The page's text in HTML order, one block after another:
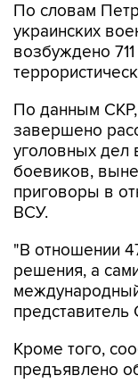
По словам
украинских
возбуждено
По данным
завершено
уголовных дел
боевиков,
приговоры в
ВСУ.
"В отношении
решения, а
представитель
Кроме того,
предъявлено